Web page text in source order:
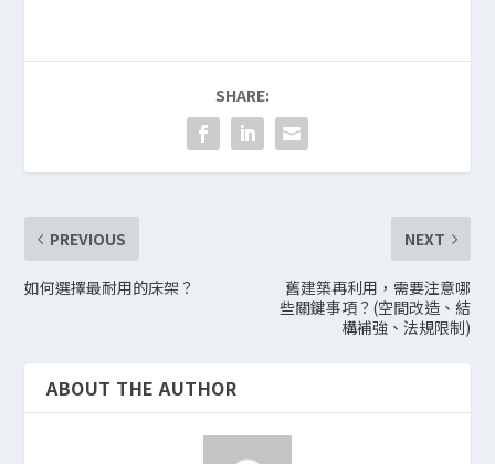
SHARE:
PREVIOUS
如何選擇最耐用的床架？
NEXT
舊建築再利用，需要注意哪
些關鍵事項？(空間改造、結
構補強、法規限制)
ABOUT THE AUTHOR